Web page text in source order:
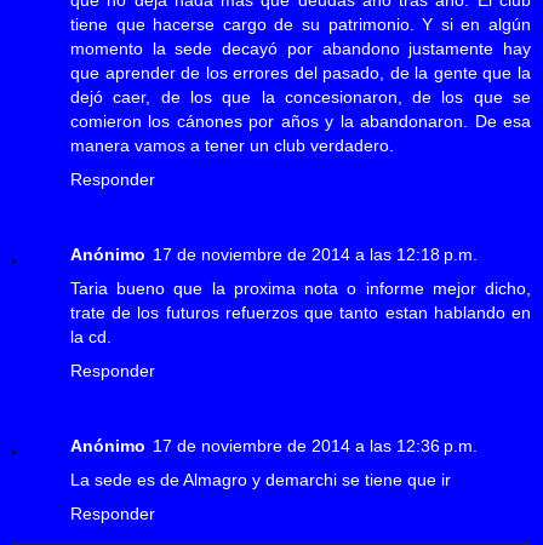
tiene que hacerse cargo de su patrimonio. Y si en algún
momento la sede decayó por abandono justamente hay
que aprender de los errores del pasado, de la gente que la
dejó caer, de los que la concesionaron, de los que se
comieron los cánones por años y la abandonaron. De esa
manera vamos a tener un club verdadero.
Responder
Anónimo 17 de noviembre de 2014 a las 12:18 p.m.
Taria bueno que la proxima nota o informe mejor dicho,
trate de los futuros refuerzos que tanto estan hablando en
la cd.
Responder
Anónimo 17 de noviembre de 2014 a las 12:36 p.m.
La sede es de Almagro y demarchi se tiene que ir
Responder